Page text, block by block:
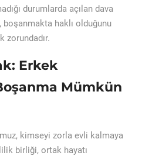
durumlarda açılan dava
boşanmakta haklı olduğunu
zorundadır.
Erkek
Mümkün
kimseyi zorla evli kalmaya
birliği, ortak hayatı